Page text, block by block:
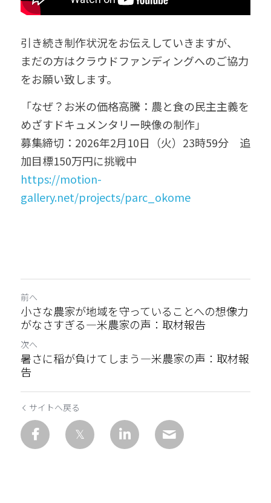
引き続き制作状況をお伝えしていきますが、
まだの方はクラウドファンディングへのご協力
をお願い致します。
「なぜ？お米の価格高騰：農と食の民主主義を
めざすドキュメンタリー映像の制作」
募集締切：2026年2月10日（火）23時59分　追
加目標150万円に挑戦中
https://motion-
gallery.net/projects/parc_okome
前へ
小さな農家が地域を守っていることへの想像力
がなさすぎる―米農家の声：取材報告
次へ
暑さに稲が負けてしまう―米農家の声：取材報
告
サイトへ戻る